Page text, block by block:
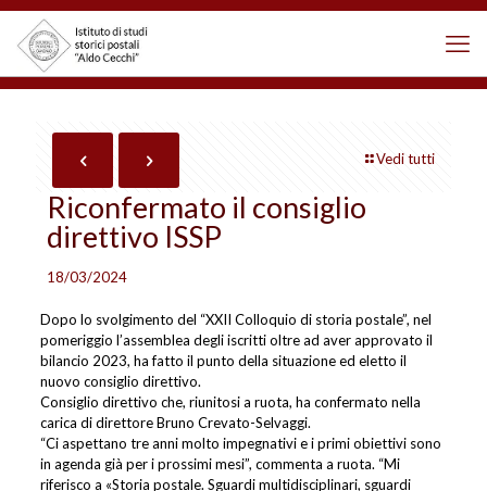
Vedi tutti
Riconfermato il consiglio
direttivo ISSP
18/03/2024
Dopo lo svolgimento del “XXII Colloquio di storia postale”, nel
pomeriggio l’assemblea degli iscritti oltre ad aver approvato il
bilancio 2023, ha fatto il punto della situazione ed eletto il
nuovo consiglio direttivo.
Consiglio direttivo che, riunitosi a ruota, ha confermato nella
carica di direttore Bruno Crevato-Selvaggi.
“Ci aspettano tre anni molto impegnativi e i primi obiettivi sono
in agenda già per i prossimi mesi”, commenta a ruota. “Mi
riferisco a «Storia postale. Sguardi multidisciplinari, sguardi